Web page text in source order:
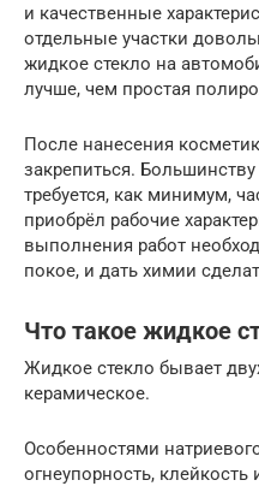
и качественные
отдельные участки
жидкое стекло на
лучше, чем простая
После нанесения
закрепиться.
требуется, как минимум,
приобрёл рабочие
выполнения работ
покое, и дать химии
Что такое жидкое
Жидкое стекло бывает
керамическое.
Особенностями
огнеупорность,